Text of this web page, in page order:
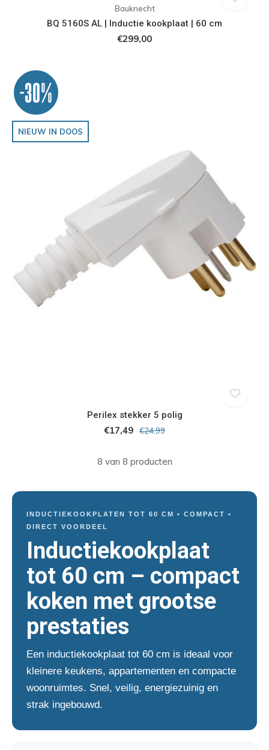
Bauknecht
BQ 5160S AL | Inductie kookplaat | 60 cm
€299,00
-30%
NIEUW IN DOOS
Perilex stekker 5 polig
€17,49 €24,99
8 van 8 producten
INDUCTIEKOOKPLATEN TOT 60 CM • COMPACT •
DIRECT VOORDEEL
Inductiekookplaat
tot 60 cm – compact
koken met grootse
prestaties
Een inductiekookplaat tot 60 cm is ideaal voor
kleinere keukens, appartementen en compacte
woonruimtes. Snel, veilig, energiezuinig en
strak ingebouwd.